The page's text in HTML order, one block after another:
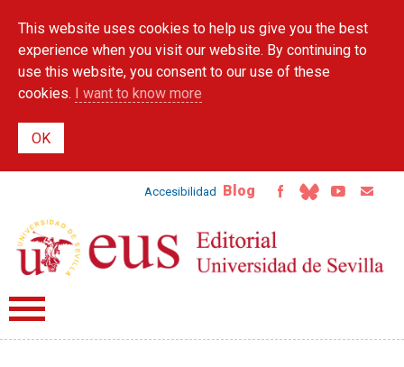
main
content
This website uses cookies to help us give you the best
experience when you visit our website. By continuing to
use this website, you consent to our use of these
cookies. I want to know more
Accesibilidad Blog